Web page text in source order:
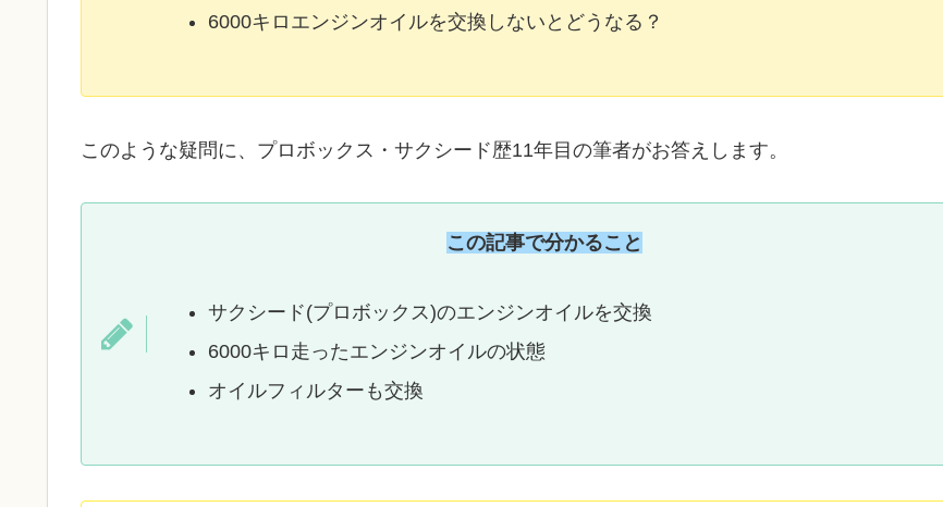
6000キロエンジンオイルを交換しないとどうなる？
このような疑問に、プロボックス・サクシード歴11年目の筆者がお答えします。
この記事で分かること
サクシード(プロボックス)のエンジンオイルを交換
6000キロ走ったエンジンオイルの状態
オイルフィルターも交換